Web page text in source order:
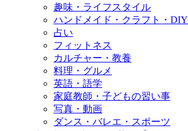
趣味・ライフスタイル
ハンドメイド・クラフト・DIY
占い
フィットネス
カルチャー・教養
料理・グルメ
英語・語学
家庭教師・子どもの習い事
写真・動画
ダンス・バレエ・スポーツ